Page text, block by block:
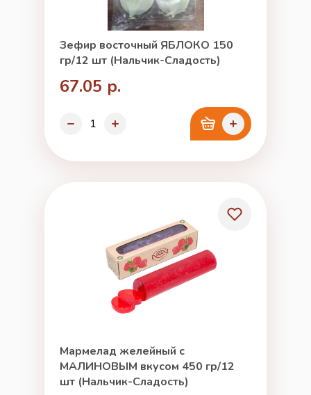
Зефир восточный ЯБЛОКО 150
гр/12 шт (Нальчик-Сладость)
67.05 р.
Мармелад желейный с
МАЛИНОВЫМ вкусом 450 гр/12
шт (Нальчик-Сладость)